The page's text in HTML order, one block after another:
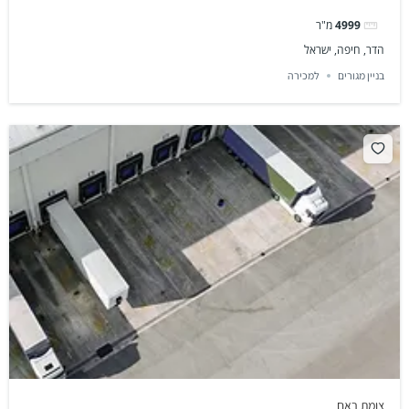
4999מ"ר
הדר, חיפה, ישראל
בניין מגורים למכירה
צומת ראם